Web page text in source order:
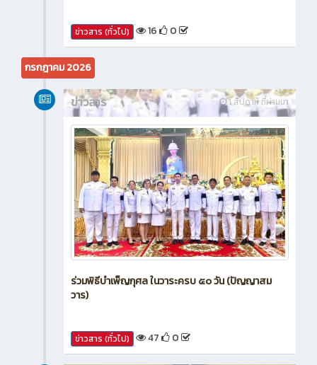
ข่าวสาร (ทั่วไป) 16 0
กรกฎาคม 2026
1 สัปดาห์ ที่ผ่านมา
ข่าวสาร
ร่วมพิธีบำเพ็ญกุศล ในวาระครบ ๕๐ วัน (ปัญญาสม
วาร)
ข่าวสาร (ทั่วไป) 47 0